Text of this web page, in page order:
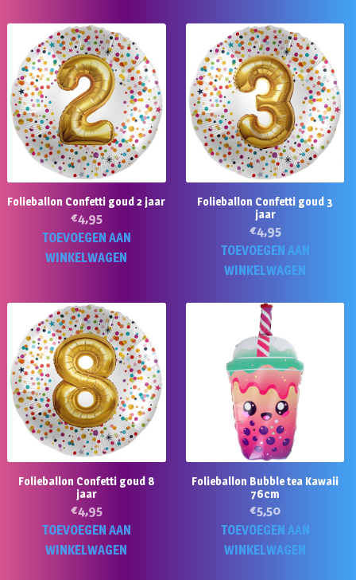
Folieballon Confetti goud 2 jaar
€4,95
TOEVOEGEN AAN
WINKELWAGEN
Folieballon Confetti goud 3
jaar
€4,95
TOEVOEGEN AAN
WINKELWAGEN
Folieballon Confetti goud 8
jaar
€4,95
TOEVOEGEN AAN
WINKELWAGEN
Folieballon Bubble tea Kawaii
76cm
€5,50
TOEVOEGEN AAN
WINKELWAGEN